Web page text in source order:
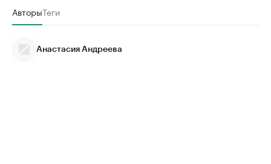
АвторыТеги
Анастасия Андреева